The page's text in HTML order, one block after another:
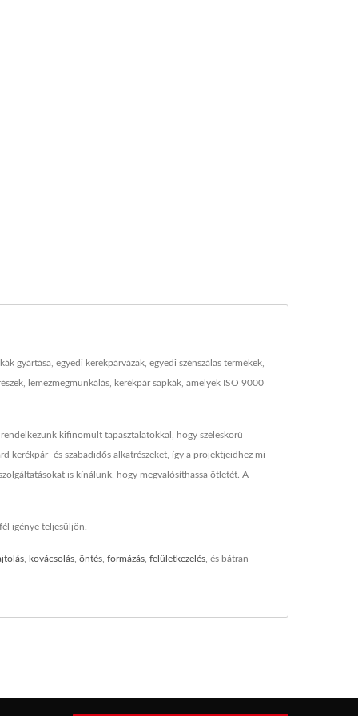
gyártása, egyedi kerékpárvázak, egyedi szénszálas termékek,
lemezmegmunkálás, kerékpár sapkák, amelyek ISO 9000
kifinomult tapasztalatokkal, hogy széleskörű
kerékpár- és szabadidős alkatrészeket, így a projektjeidhez mi
is kínálunk, hogy megvalósíthassa ötletét. A
igénye teljesüljön.
kovácsolás öntés formázás felületkezelés , és bátran